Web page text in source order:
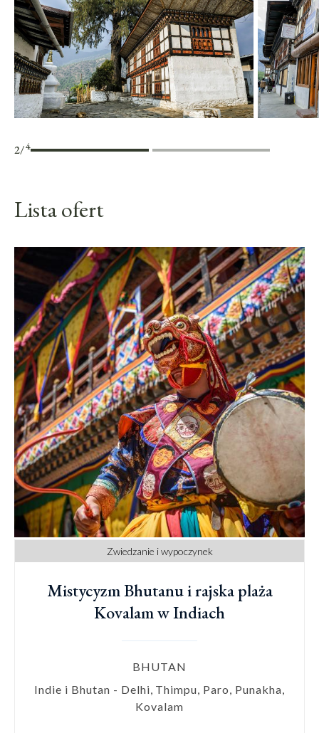
3/4
Lista ofert
Zwiedzanie i wypoczynek
Mistycyzm Bhutanu i rajska plaża
Kovalam w Indiach
BHUTAN
Indie i Bhutan - Delhi, Thimpu, Paro, Punakha,
Kovalam